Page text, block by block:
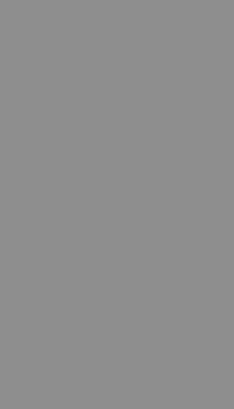
из нулевых не имеют ни
нас и в следующем году.
предрекают, что в январе появится
кожаных аксессуарах — изделия в
напомнят о популярной
на какие модели стоит
обновить сумку и найти свой
день или для вечернего выхода,